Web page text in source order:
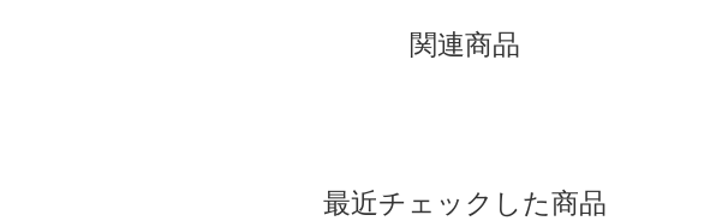
関連商品
最近チェックした商品